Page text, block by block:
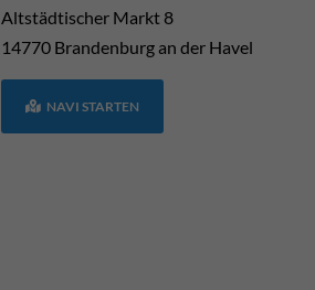
Altstädtischer Markt 8
14770 Brandenburg an der Havel
NAVI STARTEN